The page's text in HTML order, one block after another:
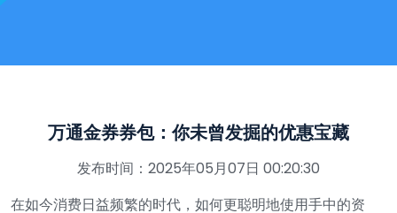
万通金券券包：你未曾发掘的优惠宝藏
发布时间：2025年05月07日 00:20:30
在如今消费日益频繁的时代，如何更聪明地使用手中的资